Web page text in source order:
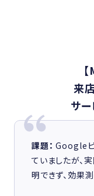
来
サ
課題： Googleビ
ていましたが、
明できず、効果